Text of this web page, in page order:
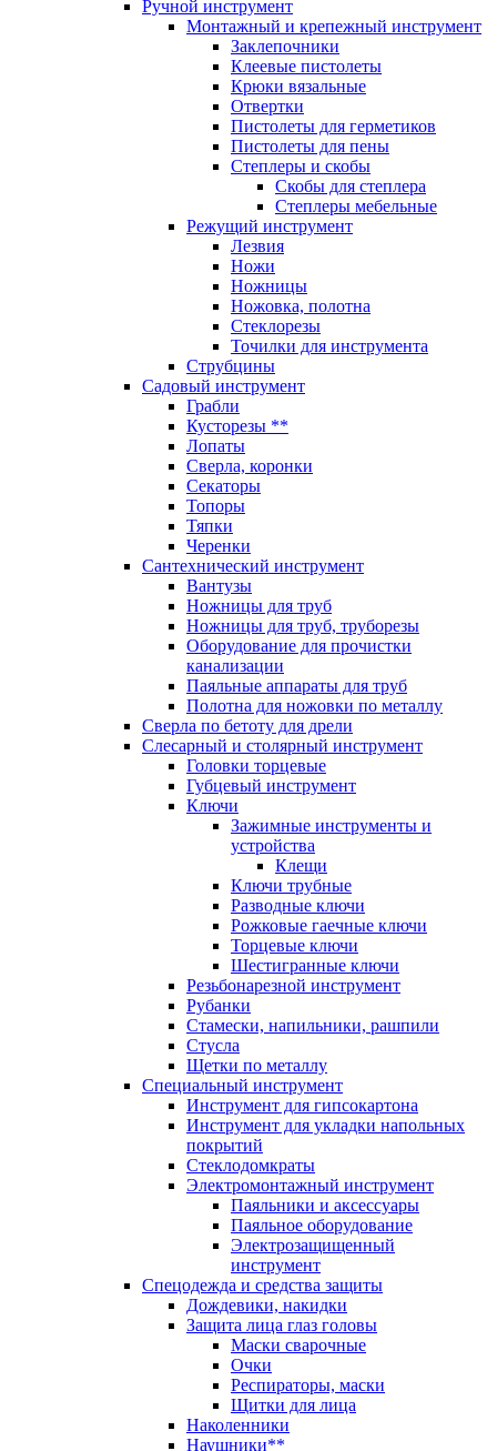
Ручной инструмент
Монтажный и крепежный инструмент
Заклепочники
Клеевые пистолеты
Крюки вязальные
Отвертки
Пистолеты для герметиков
Пистолеты для пены
Степлеры и скобы
Скобы для степлера
Степлеры мебельные
Режущий инструмент
Лезвия
Ножи
Ножницы
Ножовка, полотна
Стеклорезы
Точилки для инструмента
Струбцины
Садовый инструмент
Грабли
Кусторезы **
Лопаты
Сверла, коронки
Секаторы
Топоры
Тяпки
Черенки
Сантехнический инструмент
Вантузы
Ножницы для труб
Ножницы для труб, труборезы
Оборудование для прочистки
канализации
Паяльные аппараты для труб
Полотна для ножовки по металлу
Сверла по бетоту для дрели
Слесарный и столярный инструмент
Головки торцевые
Губцевый инструмент
Ключи
Зажимные инструменты и
устройства
Клещи
Ключи трубные
Разводные ключи
Рожковые гаечные ключи
Торцевые ключи
Шестигранные ключи
Резьбонарезной инструмент
Рубанки
Стамески, напильники, рашпили
Стусла
Щетки по металлу
Специальный инструмент
Инструмент для гипсокартона
Инструмент для укладки напольных
покрытий
Стеклодомкраты
Электромонтажный инструмент
Паяльники и аксессуары
Паяльное оборудование
Электрозащищенный
инструмент
Спецодежда и средства защиты
Дождевики, накидки
Защита лица глаз головы
Маски сварочные
Очки
Респираторы, маски
Щитки для лица
Наколенники
Наушники**